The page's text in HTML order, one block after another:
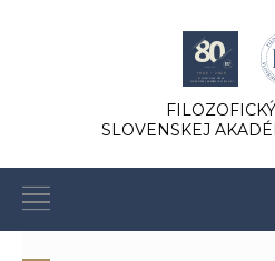
SLOVENSKEJ